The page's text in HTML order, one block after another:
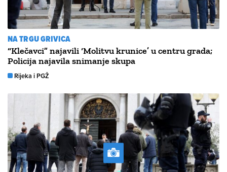
NA TRGU GRIVICA
“Klečavci” najavili ‘Molitvu krunice’ u centru grada;
Policija najavila snimanje skupa
Rijeka i PGŽ